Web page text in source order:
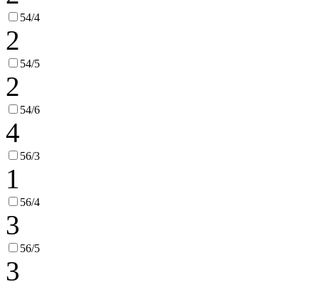
54/4
2
54/5
2
54/6
4
56/3
1
56/4
3
56/5
3